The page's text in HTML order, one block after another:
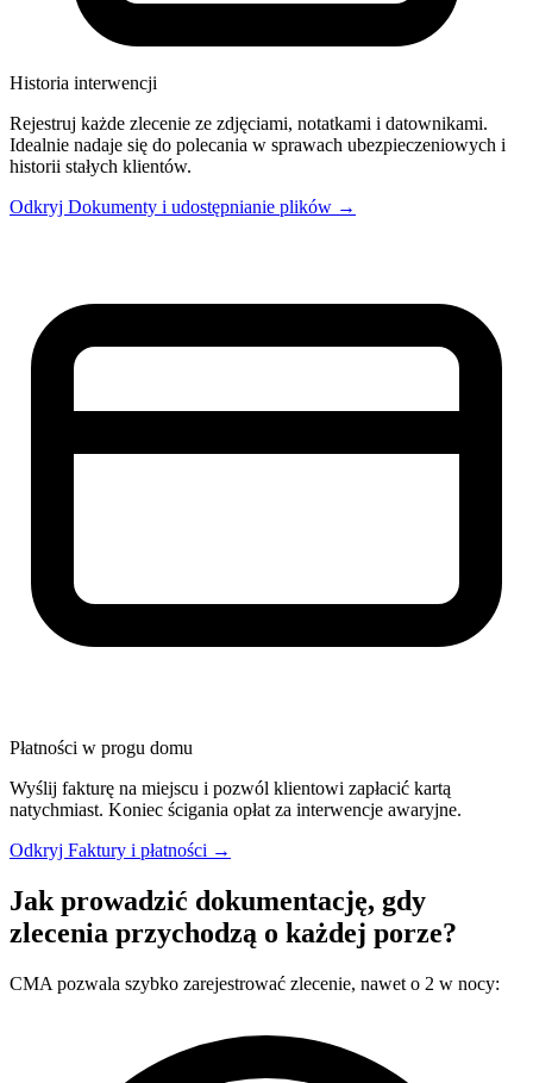
Historia interwencji
Rejestruj każde zlecenie ze zdjęciami, notatkami i datownikami.
Idealnie nadaje się do polecania w sprawach ubezpieczeniowych i
historii stałych klientów.
Odkryj Dokumenty i udostępnianie plików →
Płatności w progu domu
Wyślij fakturę na miejscu i pozwól klientowi zapłacić kartą
natychmiast. Koniec ścigania opłat za interwencje awaryjne.
Odkryj Faktury i płatności →
Jak prowadzić dokumentację, gdy
zlecenia przychodzą o każdej porze?
CMA pozwala szybko zarejestrować zlecenie, nawet o 2 w nocy: